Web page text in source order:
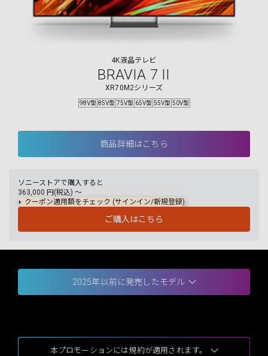
4K液晶テレビ
BRAVIA 7 II
XR70M2シリーズ
98V型 85V型 75V型 65V型 55V型 50V型
商品詳細はこちら
ソニーストアで購入すると
363,000 円(税込) 〜
クーポン適用額をチェック (サインイン/新規登録)
ご購入はこちら
2025年以前に発売したモデル
本プロモーションには規約が適用されます。